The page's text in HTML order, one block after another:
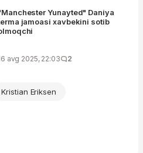
Yunayted" Daniya
jamoasi xavbekini sotib
avg 2025, 22:03 2
Kristian Eriksen